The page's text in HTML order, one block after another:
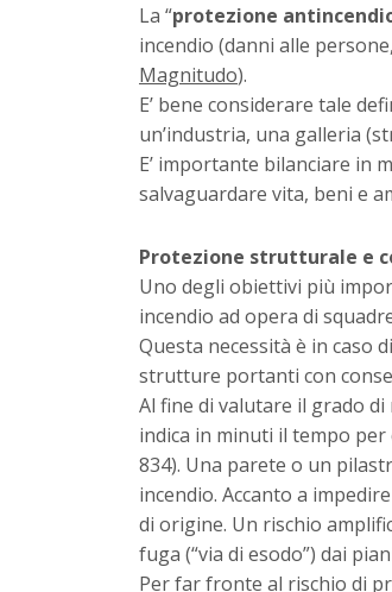
La “protezione
incendio (danni alle
Magnitudo).
E’ bene considerare tale
un’industria, una galleria
E’ importante bilanciare in
salvaguardare vita, beni e
Protezione strutturale e
Uno degli obiettivi più
incendio ad opera di
Questa necessità è in caso
strutture portanti con
Al fine di valutare il grado
indica in minuti il tempo
834). Una parete o un
incendio. Accanto a
di origine. Un rischio
fuga (“via di esodo”) dai
Per far fronte al rischio di